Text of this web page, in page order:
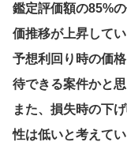
鑑定評価額の85%
価推移が上昇して
予想利回り時の価
待できる案件かと思
また、損失時の下
性は低いと考えてい